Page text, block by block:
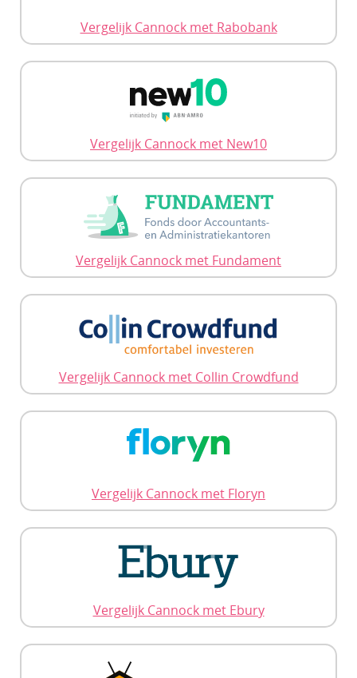
Vergelijk Cannock met Rabobank
Vergelijk Cannock met New10
Vergelijk Cannock met Fundament
Vergelijk Cannock met Collin Crowdfund
Vergelijk Cannock met Floryn
Vergelijk Cannock met Ebury